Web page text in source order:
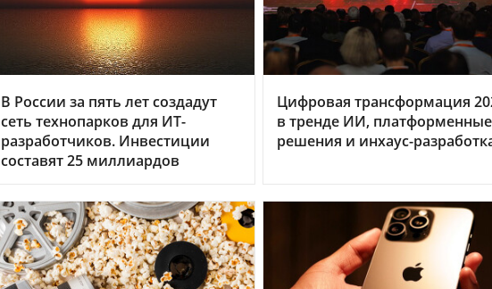
В России за пять лет создадут
сеть технопарков для ИТ-
разработчиков. Инвестиции
составят 25 миллиардов
Цифровая трансформация
в тренде ИИ, платформенные
решения и инхаус-